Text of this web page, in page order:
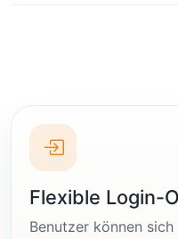
Flexible Login-
Benutzer können